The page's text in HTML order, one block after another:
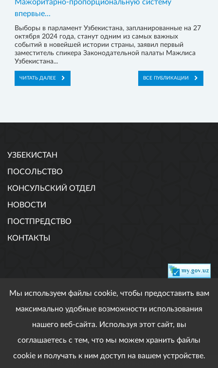
Мажоритарно-пропорциональную систему
впервые...
Выборы в парламент Узбекистана, запланированные на 27
октября 2024 года, станут одним из самых важных
событий в новейшей истории страны, заявил первый
заместитель спикера Законодательной палаты Мажлиса
Узбекистана...
ЧИТАТЬ ДАЛЕЕ ВСЕ ПУБЛИКАЦИИ
УЗБЕКИСТАН
ПОСОЛЬСТВО
КОНСУЛЬСКИЙ ОТДЕЛ
НОВОСТИ
ПОСТПРЕДСТВО
КОНТАКТЫ
При использовании опубликованных материалов
Мы используем файлы cookie, чтобы предоставить вам
максимально удобные возможности использования
нашего веб-сайта. Используя этот сайт, вы
соглашаетесь с тем, что мы можем хранить файлы
cookie и получать к ним доступ на вашем устройстве.